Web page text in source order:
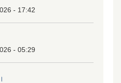
- 17:42
- 05:29